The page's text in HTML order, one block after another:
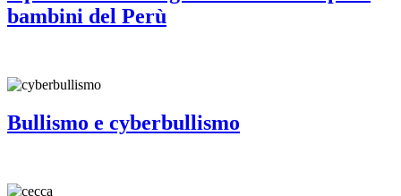
bambini del Perù
Bullismo e cyberbullismo